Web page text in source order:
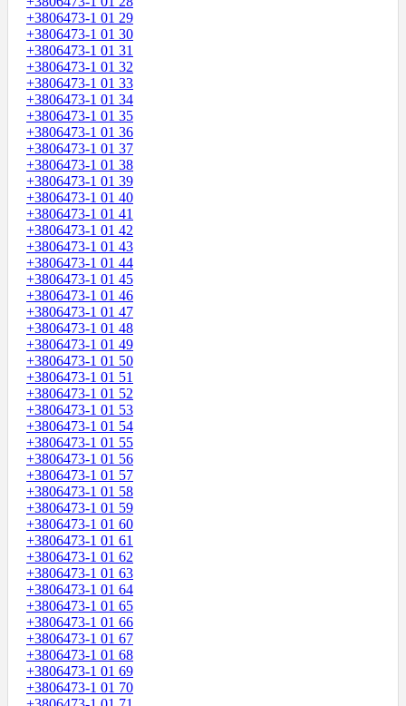
+3806473-1 01 29
+3806473-1 01 30
+3806473-1 01 31
+3806473-1 01 32
+3806473-1 01 33
+3806473-1 01 34
+3806473-1 01 35
+3806473-1 01 36
+3806473-1 01 37
+3806473-1 01 38
+3806473-1 01 39
+3806473-1 01 40
+3806473-1 01 41
+3806473-1 01 42
+3806473-1 01 43
+3806473-1 01 44
+3806473-1 01 45
+3806473-1 01 46
+3806473-1 01 47
+3806473-1 01 48
+3806473-1 01 49
+3806473-1 01 50
+3806473-1 01 51
+3806473-1 01 52
+3806473-1 01 53
+3806473-1 01 54
+3806473-1 01 55
+3806473-1 01 56
+3806473-1 01 57
+3806473-1 01 58
+3806473-1 01 59
+3806473-1 01 60
+3806473-1 01 61
+3806473-1 01 62
+3806473-1 01 63
+3806473-1 01 64
+3806473-1 01 65
+3806473-1 01 66
+3806473-1 01 67
+3806473-1 01 68
+3806473-1 01 69
+3806473-1 01 70